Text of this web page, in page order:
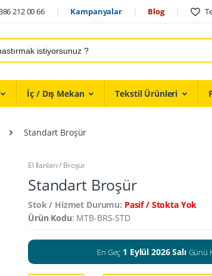
212 00 66 Kampanyalar Blog
İç / Dış Mekan Tekstil Ürünleri
Standart Broşür
El İlanları / Broşür
Standart Broşür
Stok / Hizmet Durumu: Pasif / Stokta Yok
Ürün Kodu: MTB-BRS-STD
En Geç 1 Eylül 2026 Salı Günü